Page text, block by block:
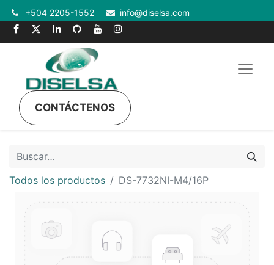
+504 2205-1552 info@diselsa.com
CONTÁCTENOS
Todos los productos DS-7732NI-M4/16P